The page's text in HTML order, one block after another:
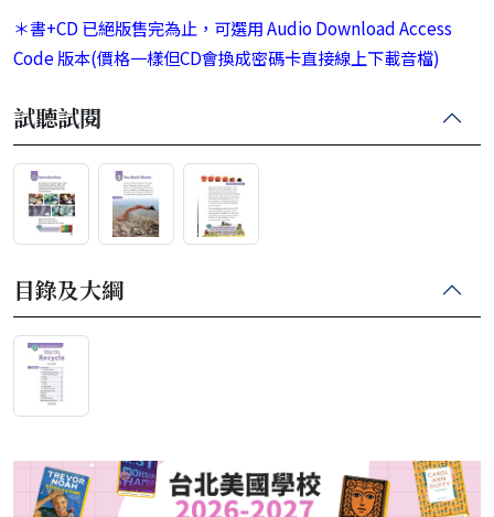
＊書+CD 已絕版售完為止，可選用 Audio Download Access
Code 版本(價格一樣但CD會換成密碼卡直接線上下載音檔)
試聽試閱
目錄及大綱